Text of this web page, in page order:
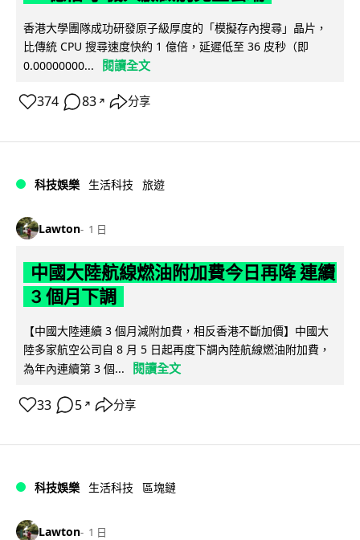
香港大學團隊成功研發原子級厚度的「模擬存內搜尋」晶片，
比傳統 CPU 搜尋速度快約 1 億倍，延遲低至 36 皮秒（即
0.00000000...
閱讀全文
374 83 ↗ 分享
科技娛樂 生活科技 旅遊
Lawton 1 日
中國大陸航線燃油附加費今日再降 連續
3 個月下調
【中國大陸連續 3 個月減附加費，相反香港不斷加價】中國大
陸多家航空公司自 8 月 5 日起再度下調內陸航線燃油附加費，
為年內連續第 3 個...
閱讀全文
33 5 ↗ 分享
科技娛樂 生活科技 區塊鏈
Lawton 1 日